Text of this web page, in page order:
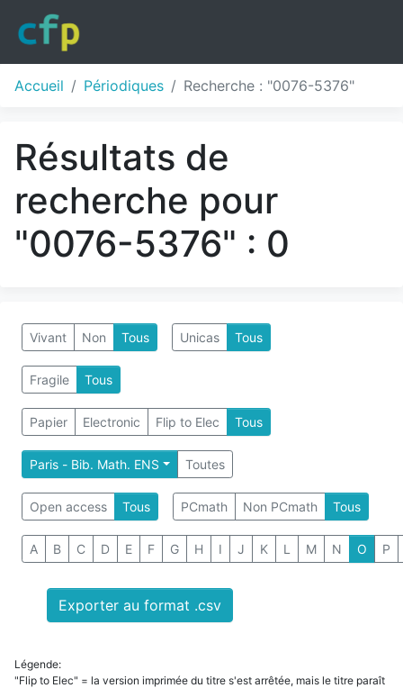
Accueil Périodiques Recherche : "0076-5376"
Résultats de
recherche pour
"0076-5376" : 0
Vivant Non Tous Unicas Tous
Fragile Tous
Papier Electronic Flip to Elec Tous
Paris - Bib. Math. ENS Toutes
Open access Tous PCmath Non PCmath Tous
A B C D E F G H I J K L M N O P
Exporter au format .csv
Légende:
"Flip to Elec" = la version imprimée du titre s'est arrêtée, mais le titre paraît